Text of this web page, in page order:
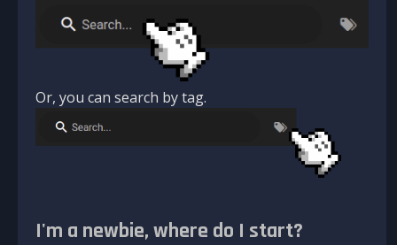
Or, you can search by tag.
I'm a newbie, where do I start?